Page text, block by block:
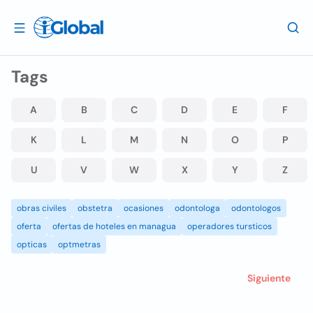
Tags
A B C D E F
K L M N O P
U V W X Y Z
obras civiles obstetra ocasiones odontologa
odontologos
oferta
ofertas de hoteles en managua
operadores tursticos
opticas
optmetras
Siguiente